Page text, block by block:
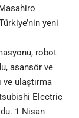
yeni
robot
asansör ve
ve ulaştırma
Electric
1 Nisan